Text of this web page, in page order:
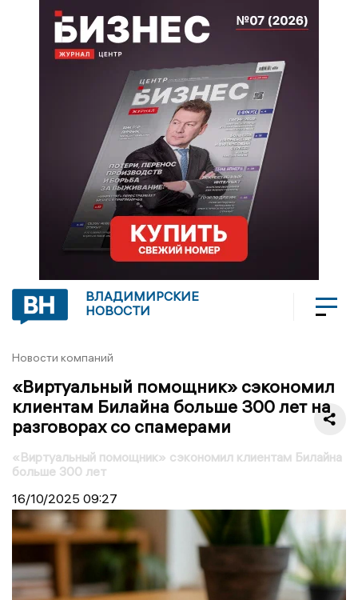
ВЛАДИМИРСКИЕ
НОВОСТИ
Новости компаний
«Виртуальный помощник» сэкономил
клиентам Билайна больше 300 лет на
разговорах со спамерами
«Виртуальный помощник» сэкономил клиентам Билайна
больше 300 лет
16/10/2025 09:27